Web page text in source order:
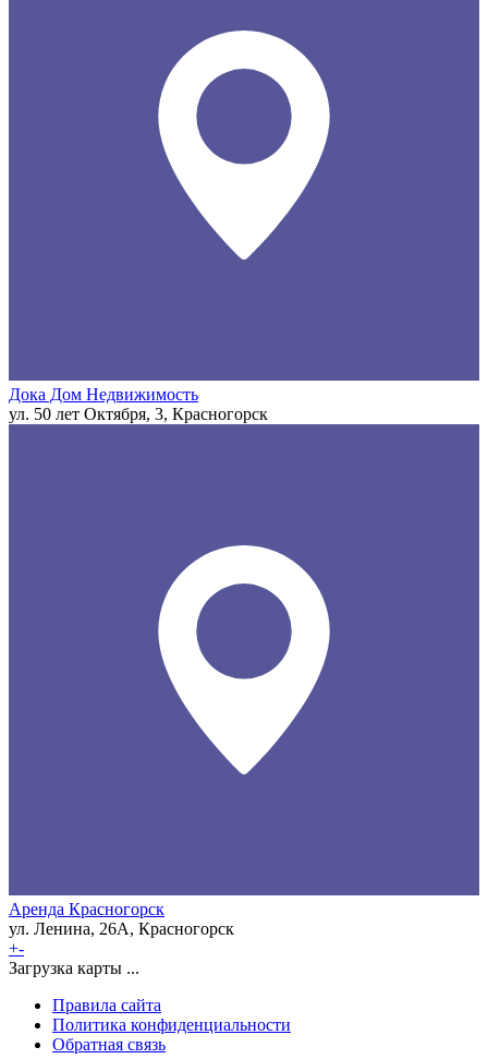
Дока Дом Недвижимость
ул. 50 лет Октября, 3, Красногорск
Аренда Красногорск
ул. Ленина, 26А, Красногорск
+-
Загрузка карты ...
Правила сайта
Политика конфиденциальности
Обратная связь